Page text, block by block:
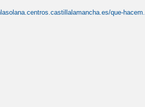
que-